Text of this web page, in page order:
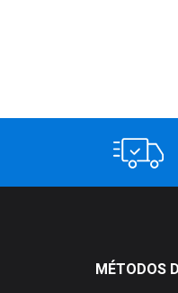
MÉTODOS